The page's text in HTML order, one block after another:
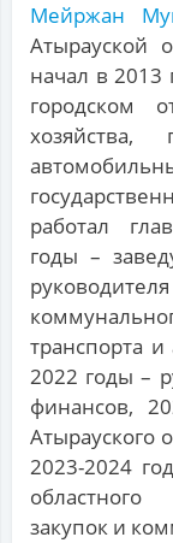
Мейржан
Атырауской
начал в 2013
городском
хозяйства,
работал
годы –
транспорта
2022 годы –
финансов,
Атырауского
2023-2024
областного
закупок и